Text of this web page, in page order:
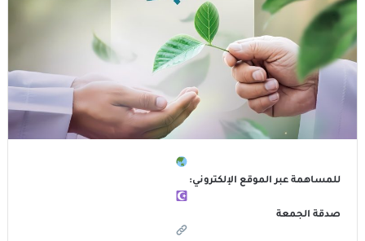
للمساهمة عبر الموقع الإلكتروني:
صدقة الجمعة